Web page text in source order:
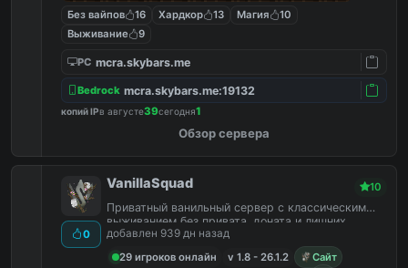
Без вайпов 16 Хардкор 13 Магия
10
Выживание
9
PC mcra.skybars.me
Bedrock mcra.skybars.me:19132
копий IPв августе39сегодня1
Обзор сервера
0
VanillaSquad 10
Приватный ванильный сервер с классическим
выживанием без привата, доната и лишних
плагинов.
добавлен 939 дн назад
29 игроков онлайн
v 1.8 - 26.1.2 Сайт